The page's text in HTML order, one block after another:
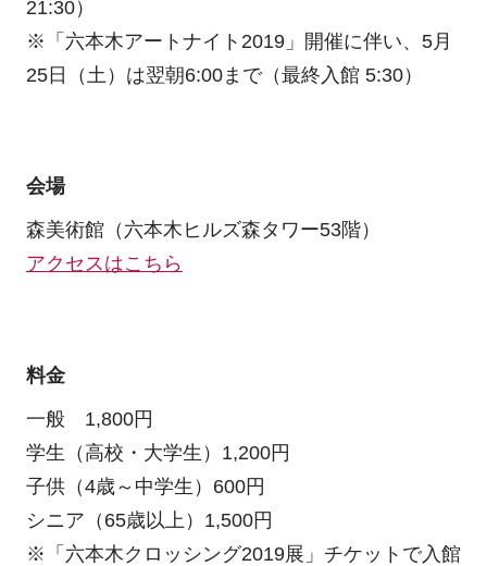
21:30）
※「六本木アートナイト2019」開催に伴い、5月
25日（土）は翌朝6:00まで（最終入館 5:30）
会場
森美術館（六本木ヒルズ森タワー53階）
アクセスはこちら
料金
一般 1,800円
学生（高校・大学生）1,200円
子供（4歳～中学生）600円
シニア（65歳以上）1,500円
※「六本木クロッシング2019展」チケットで入館